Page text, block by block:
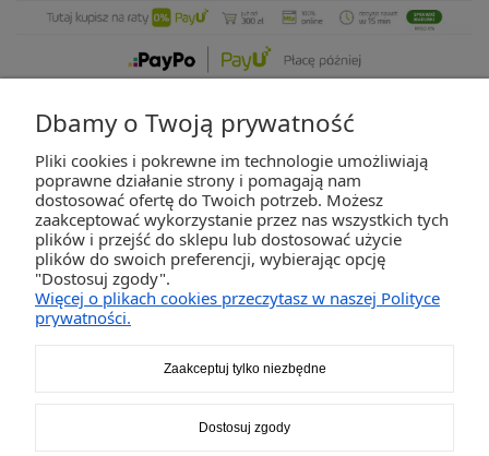
ZAKUPY
POMOC
2K-Invest Sp. j. Ul. Św. Wojciecha 60, 41-922 Radzionków, śląskie NIP: 645-241-94-
Dbamy o Twoją prywatność
Pliki cookies i pokrewne im technologie umożliwiają
poprawne działanie strony i pomagają nam
dostosować ofertę do Twoich potrzeb. Możesz
zaakceptować wykorzystanie przez nas wszystkich tych
plików i przejść do sklepu lub dostosować użycie
plików do swoich preferencji, wybierając opcję
"Dostosuj zgody".
Więcej o plikach cookies przeczytasz w naszej Polityce
prywatności.
Zaakceptuj tylko niezbędne
Dostosuj zgody